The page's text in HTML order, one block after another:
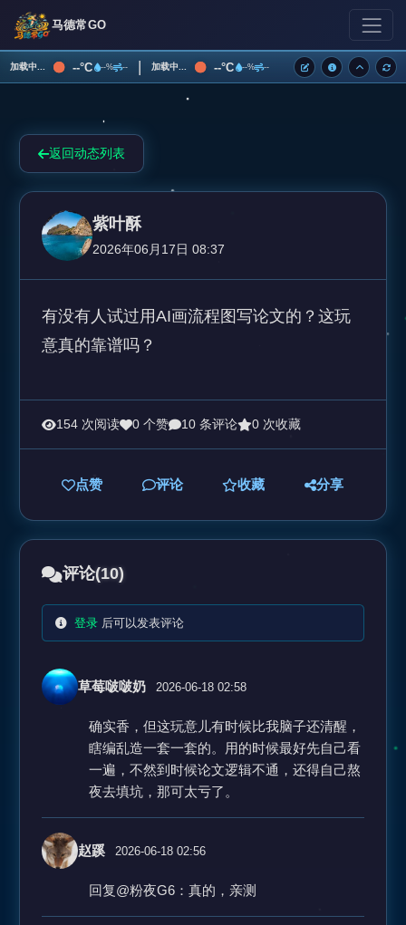
马德常GO
加载中... --°C --% -- | 加载中... --°C --% --
返回动态列表
紫叶酥
2026年06月17日 08:37
有没有人试过用AI画流程图写论文的？这玩
意真的靠谱吗？
154 次阅读 0 个赞 10 条评论 0 次收藏
点赞 评论 收藏 分享
评论(10)
登录后可以发表评论
草莓啵啵奶 2026-06-18 02:58
确实香，但这玩意儿有时候比我脑子还清醒，
瞎编乱造一套一套的。用的时候最好先自己看
一遍，不然到时候论文逻辑不通，还得自己熬
夜去填坑，那可太亏了。
赵蹊 2026-06-18 02:56
回复@粉夜G6：真的，亲测